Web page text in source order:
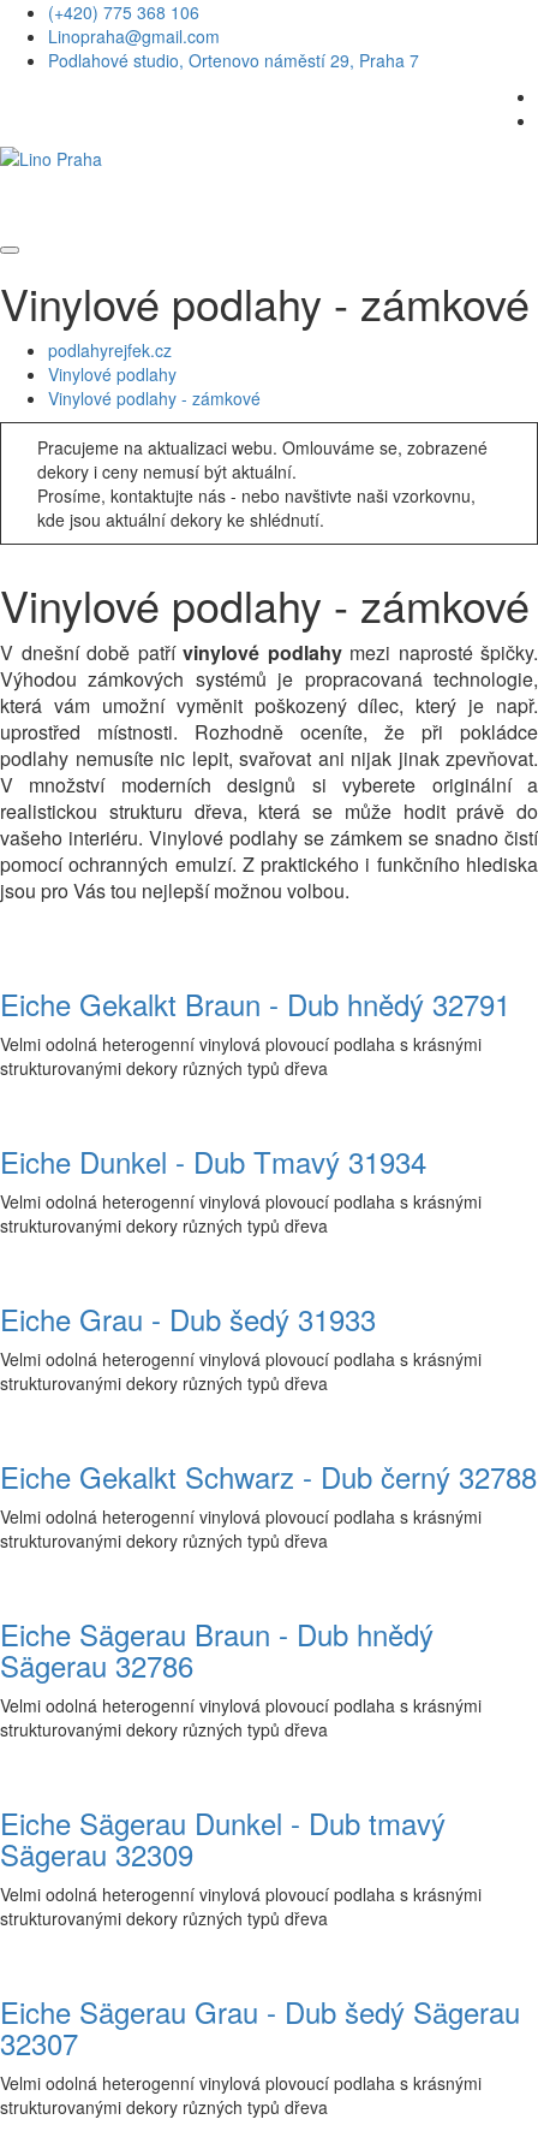
(+420) 775 368 106
Linopraha@gmail.com
Podlahové studio, Ortenovo náměstí 29, Praha 7
Vinylové podlahy - zámkové
podlahyrejfek.cz
Vinylové podlahy
Vinylové podlahy - zámkové
Pracujeme na aktualizaci webu. Omlouváme se, zobrazené
dekory i ceny nemusí být aktuální.
Prosíme, kontaktujte nás - nebo navštivte naši vzorkovnu,
kde jsou aktuální dekory ke shlédnutí.
Vinylové podlahy - zámkové
V dnešní době patří vinylové podlahy mezi naprosté špičky.
Výhodou zámkových systémů je propracovaná technologie,
která vám umožní vyměnit poškozený dílec, který je např.
uprostřed místnosti. Rozhodně oceníte, že při pokládce
podlahy nemusíte nic lepit, svařovat ani nijak jinak zpevňovat.
V množství moderních designů si vyberete originální a
realistickou strukturu dřeva, která se může hodit právě do
vašeho interiéru. Vinylové podlahy se zámkem se snadno čistí
pomocí ochranných emulzí. Z praktického i funkčního hlediska
jsou pro Vás tou nejlepší možnou volbou.
Eiche Gekalkt Braun - Dub hnědý 32791
Velmi odolná heterogenní vinylová plovoucí podlaha s krásnými
strukturovanými dekory různých typů dřeva
Eiche Dunkel - Dub Tmavý 31934
Velmi odolná heterogenní vinylová plovoucí podlaha s krásnými
strukturovanými dekory různých typů dřeva
Eiche Grau - Dub šedý 31933
Velmi odolná heterogenní vinylová plovoucí podlaha s krásnými
strukturovanými dekory různých typů dřeva
Eiche Gekalkt Schwarz - Dub černý 32788
Velmi odolná heterogenní vinylová plovoucí podlaha s krásnými
strukturovanými dekory různých typů dřeva
Eiche Sägerau Braun - Dub hnědý
Sägerau 32786
Velmi odolná heterogenní vinylová plovoucí podlaha s krásnými
strukturovanými dekory různých typů dřeva
Eiche Sägerau Dunkel - Dub tmavý
Sägerau 32309
Velmi odolná heterogenní vinylová plovoucí podlaha s krásnými
strukturovanými dekory různých typů dřeva
Eiche Sägerau Grau - Dub šedý Sägerau
32307
Velmi odolná heterogenní vinylová plovoucí podlaha s krásnými
strukturovanými dekory různých typů dřeva